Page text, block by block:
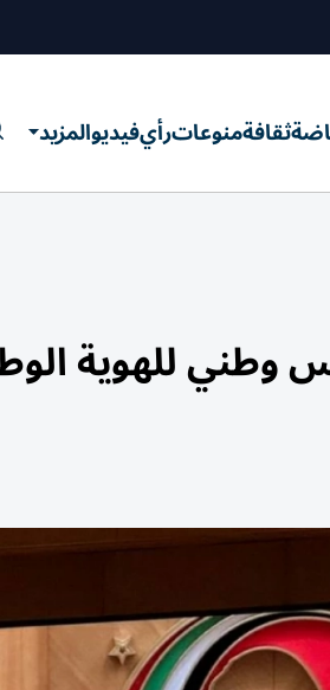
ثقافةمنوعاترأيفيديوالمزيد
للهوية